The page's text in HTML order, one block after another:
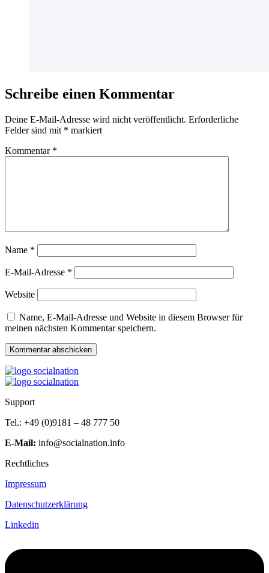
Schreibe einen Kommentar
Deine E-Mail-Adresse wird nicht veröffentlicht. Erforderliche
Felder sind mit * markiert
Kommentar *
Name *
E-Mail-Adresse *
Website
Name, E-Mail-Adresse und Website in diesem Browser für
meinen nächsten Kommentar speichern.
Support
Tel.: +49 (0)9181 – 48 777 50
E-Mail: info@socialnation.info
Rechtliches
Impressum
Datenschutzerklärung
Linkedin